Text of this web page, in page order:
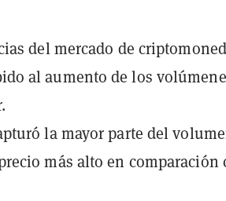
del mercado de
al aumento de los
la mayor parte del
más alto en comparación